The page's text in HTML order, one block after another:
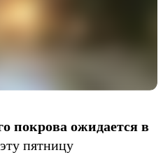
покрова ожидается в
пятницу